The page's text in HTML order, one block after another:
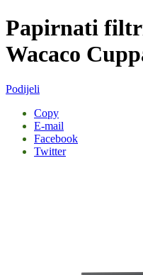
Papirnati
Wacaco
Podijeli
Copy
E-mail
Facebook
Twitter